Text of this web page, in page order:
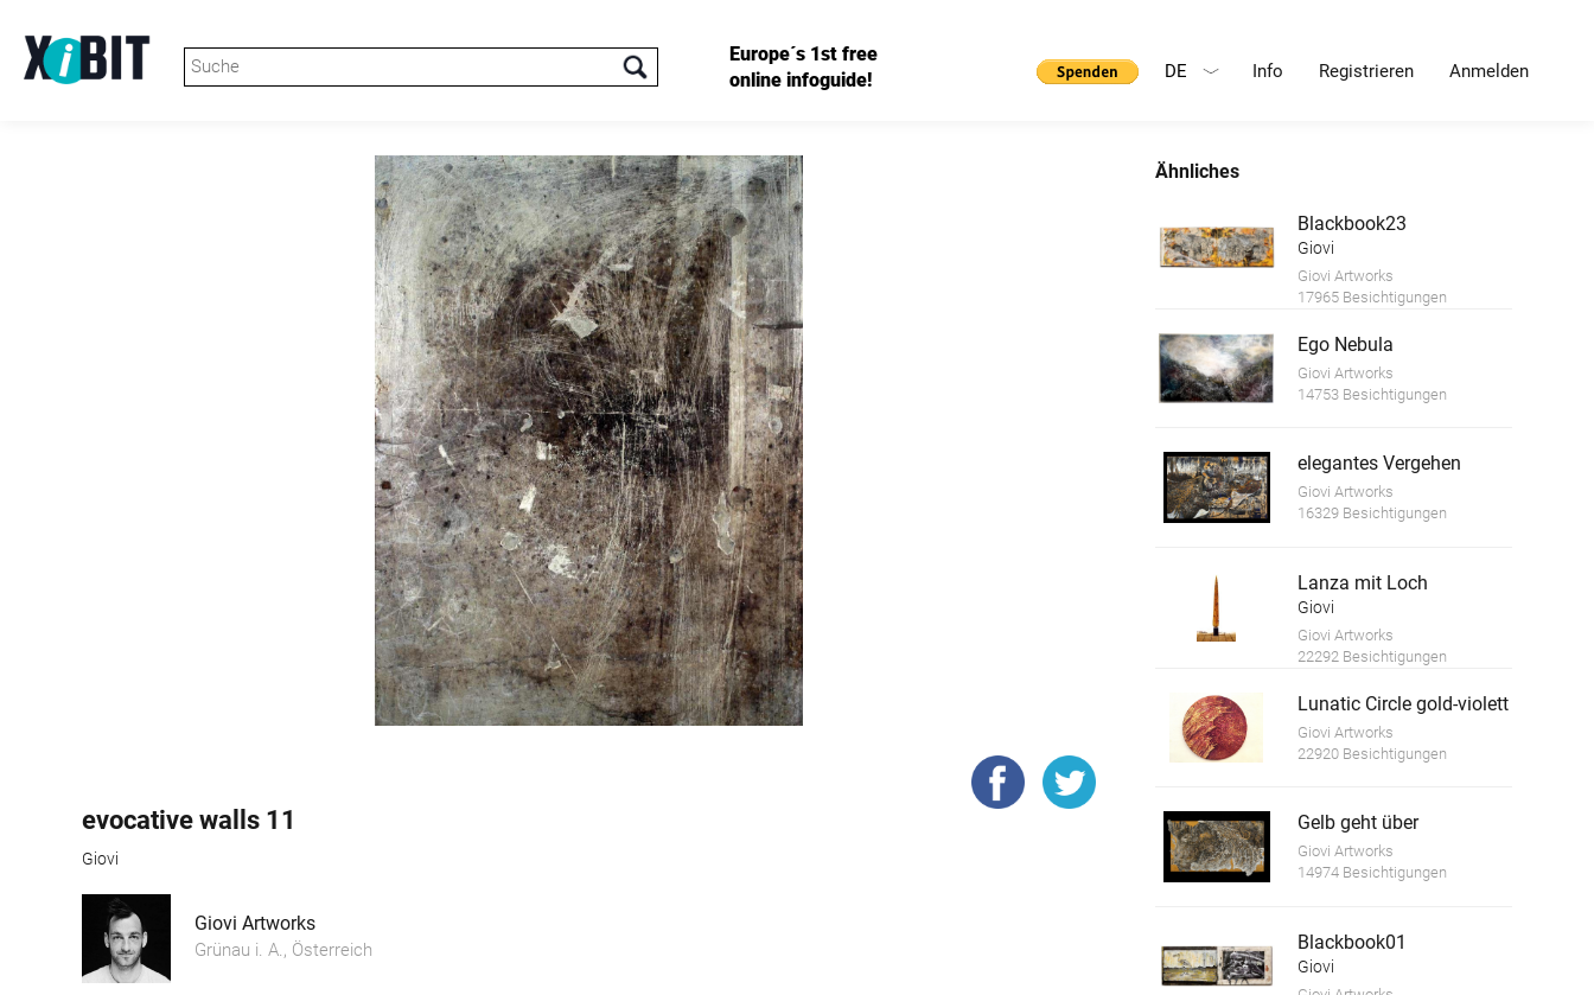
Europe´s 1st free
online infoguide!
Info Registrieren Anmelden
DE
evocative walls 11
Giovi
Giovi Artworks
Grünau i. A., Österreich
Ähnliches
Blackbook23
Giovi
Giovi Artworks
17965 Besichtigungen
Ego Nebula
Giovi Artworks
14753 Besichtigungen
elegantes Vergehen
Giovi Artworks
16329 Besichtigungen
Lanza mit Loch
Giovi
Giovi Artworks
22292 Besichtigungen
Lunatic Circle gold-violett
Giovi Artworks
22920 Besichtigungen
Gelb geht über
Giovi Artworks
14974 Besichtigungen
Blackbook01
Giovi